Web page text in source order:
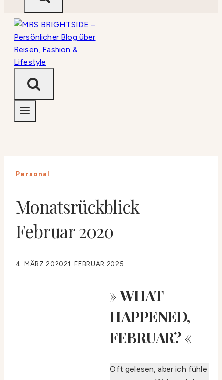
Personal
Monatsrückblick
Februar 2020
4. MÄRZ 202021. FEBRUAR 2025
»WHAT
HAPPENED,
FEBRUAR?«
Oft gelesen, aber ich fühle